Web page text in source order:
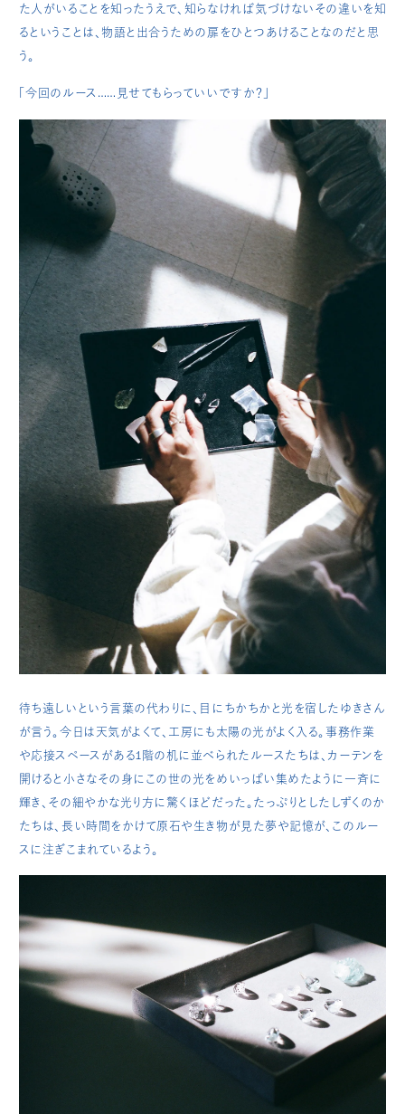
た人がいることを知ったうえで、知らなければ気づけないその違いを知
るということは、物語と出合うための扉をひとつあけることなのだと思
う。
「今回のルース……見せてもらっていいですか？」
待ち遠しいという言葉の代わりに、目にちかちかと光を宿したゆきさん
が言う。今日は天気がよくて、工房にも太陽の光がよく入る。事務作業
や応接スペースがある1階の机に並べられたルースたちは、カーテンを
開けると小さなその身にこの世の光をめいっぱい集めたように一斉に
輝き、その細やかな光り方に驚くほどだった。たっぷりとしたしずくのか
たちは、長い時間をかけて原石や生き物が見た夢や記憶が、このルー
スに注ぎこまれているよう。